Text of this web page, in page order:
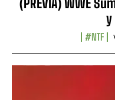
(PREVIA) WWE
y
#NTF